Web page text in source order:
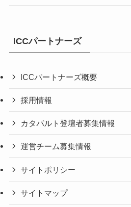
ICCパートナーズ
ICCパートナーズ概要
採用情報
カタパルト登壇者募集情報
運営チーム募集情報
サイトポリシー
サイトマップ